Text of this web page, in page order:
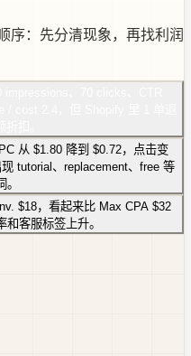
序：先分清现象，再找利润
从 $1.80 降到 $0.72，点击变
tutorial、replacement、free 等
$18，看起来比 Max CPA $32
客服标签上升。